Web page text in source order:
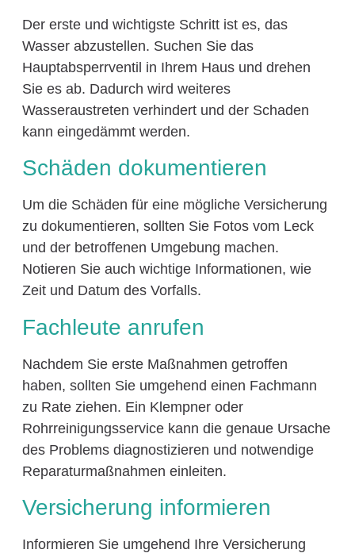
Der erste und wichtigste Schritt ist es, das
Wasser abzustellen. Suchen Sie das
Hauptabsperrventil in Ihrem Haus und drehen
Sie es ab. Dadurch wird weiteres
Wasseraustreten verhindert und der Schaden
kann eingedämmt werden.
Schäden dokumentieren
Um die Schäden für eine mögliche Versicherung
zu dokumentieren, sollten Sie Fotos vom Leck
und der betroffenen Umgebung machen.
Notieren Sie auch wichtige Informationen, wie
Zeit und Datum des Vorfalls.
Fachleute anrufen
Nachdem Sie erste Maßnahmen getroffen
haben, sollten Sie umgehend einen Fachmann
zu Rate ziehen. Ein Klempner oder
Rohrreinigungsservice kann die genaue Ursache
des Problems diagnostizieren und notwendige
Reparaturmaßnahmen einleiten.
Versicherung informieren
Informieren Sie umgehend Ihre Versicherung